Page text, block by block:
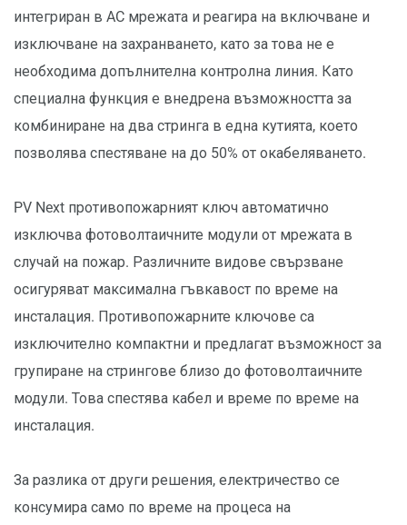
интегриран в AC мрежата и реагира на включване и
изключване на захранването, като за това не е
необходима допълнителна контролна линия. Като
специална функция е внедрена възможността за
комбиниране на два стринга в една кутията, което
позволява спестяване на до 50% от окабеляването.
PV Next противопожарният ключ автоматично
изключва фотоволтаичните модули от мрежата в
случай на пожар. Различните видове свързване
осигуряват максимална гъвкавост по време на
инсталация. Противопожарните ключове са
изключително компактни и предлагат възможност за
групиране на стрингове близо до фотоволтаичните
модули. Това спестява кабел и време по време на
инсталация.
За разлика от други решения, електричество се
консумира само по време на процеса на